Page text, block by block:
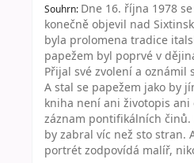
Souhrn: Dne 16. října 1978
konečně objevil nad
byla prolomena tradice
papežem byl poprvé v
Přijal své zvolení a oznámil
A stal se papežem jako by
kniha není ani životopis ani
záznam pontifikálních činů.
by zabral víc než sto stran.
portrét zodpovídá malíř,